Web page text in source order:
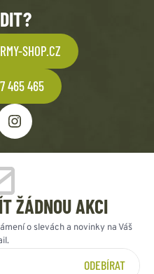
SHOP.CZ
465 465
ŽÁDNOU AKCI
o slevách a novinky na Váš
ODEBÍRAT